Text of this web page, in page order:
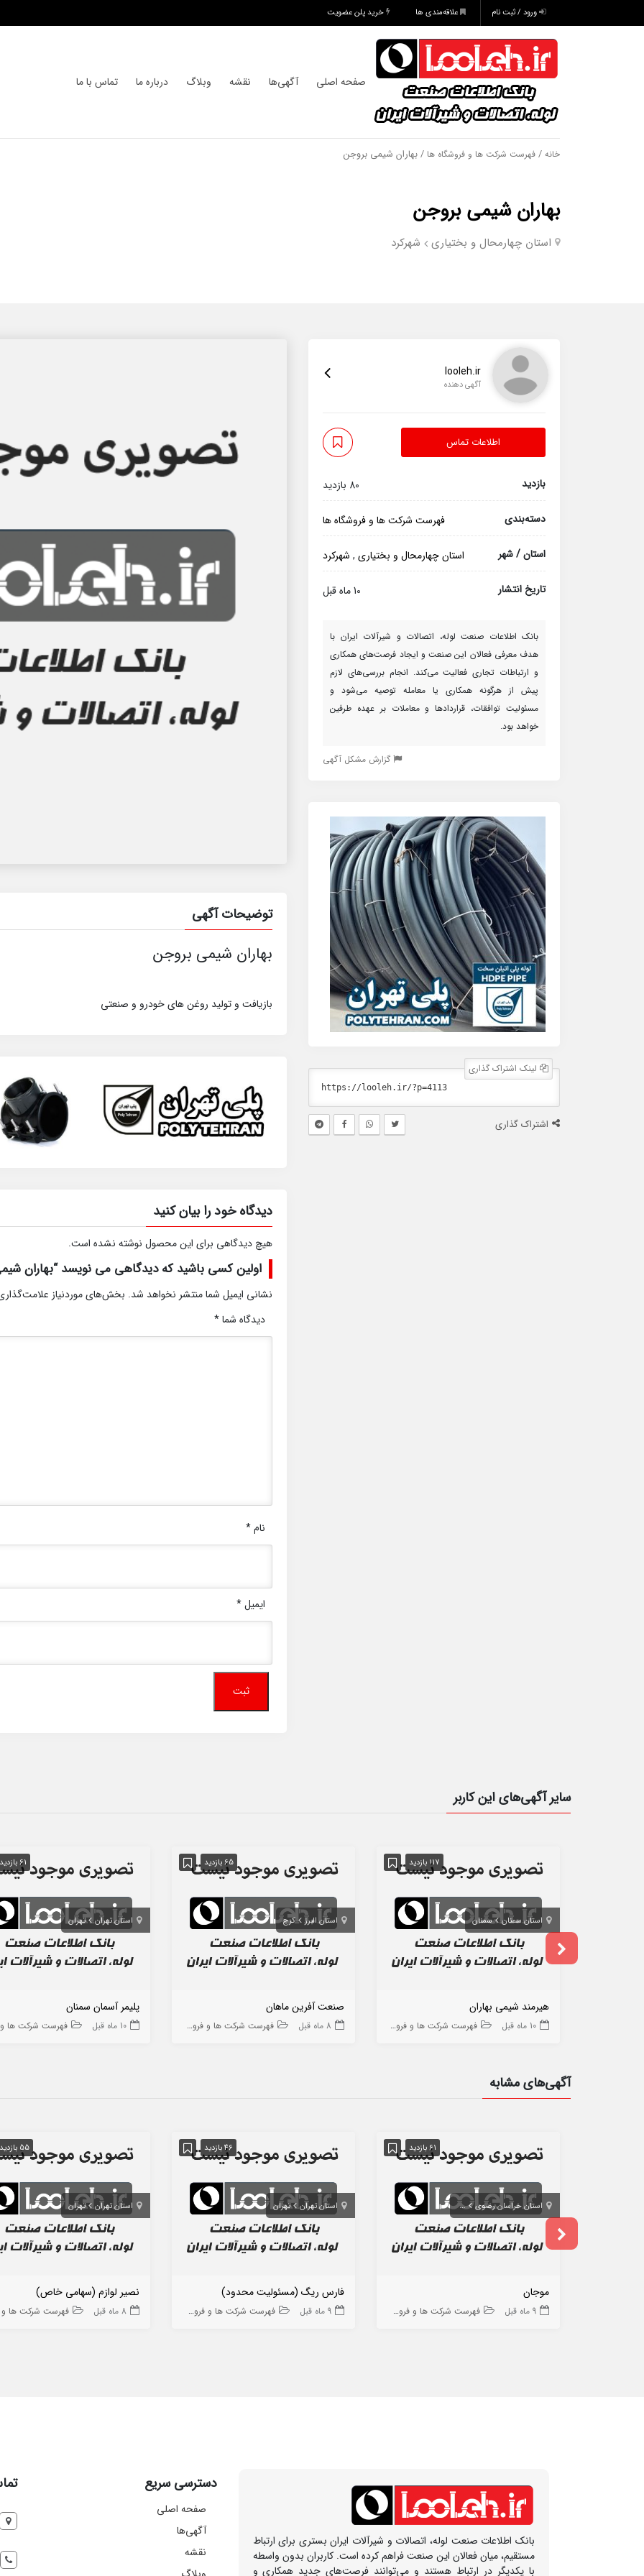
ورود / ثبت نام علاقه‌مندی ها خرید پلن عضویت
صفحه اصلی آگهی‌ها نقشه وبلاگ درباره ما تماس با ما
خانه / فهرست شرکت ها و فروشگاه ها / بهاران شیمی بروجن
بهاران شیمی بروجن
استان چهارمحال و بختیاری شهرکرد
looleh.ir
آگهی دهنده
اطلاعات تماس
بازدید 80 بازدید
دسته‌بندی فهرست شرکت ها و فروشگاه ها
استان / شهر استان چهارمحال و بختیاری , شهرکرد
تاریخ انتشار 10 ماه قبل
بانک اطلاعات صنعت لوله، اتصالات و شیرآلات ایران با
هدف معرفی فعالان این صنعت و ایجاد فرصت‌های همکاری
و ارتباطات تجاری فعالیت می‌کند. انجام بررسی‌های لازم
پیش از هرگونه همکاری یا معامله توصیه می‌شود و
مسئولیت توافقات، قراردادها و معاملات بر عهده طرفین
خواهد بود.
گزارش مشکل آگهی
لینک اشتراک گذاری
اشتراک گذاری
توضیحات آگهی
بهاران شیمی بروجن
بازیافت و تولید روغن های خودرو و صنعتی
دیدگاه خود را بیان کنید
هیچ دیدگاهی برای این محصول نوشته نشده است.
اولین کسی باشید که دیدگاهی می نویسد “بهاران
نشانی ایمیل شما منتشر نخواهد شد. بخش‌های موردنیاز
دیدگاه شما*
نام*
ایمیل*
سایر آگهی‌های این کاربر
117 بازدید
استان سمنان سمنان
هیرمند شیمی بهاران
10 ماه قبل فهرست شرکت ها و فروشگاه ها
65 بازدید
استان البرز کرج
صنعت آفرین ماهان
8 ماه قبل فهرست شرکت ها و فروشگاه ها
61 بازدید
استان تهران تهران
پلیمر آسمان سمنان
10 ماه قبل فهرست شرکت ها و
آگهی‌های مشابه
61 بازدید
استان خراسان رضوی مشهد
موجان
9 ماه قبل فهرست شرکت ها و فروشگاه ها
46 بازدید
استان تهران تهران
فارس ریگ (مسئولیت محدود)
9 ماه قبل فهرست شرکت ها و فروشگاه ها
55 بازدید
استان تهران تهران
نصیر لوازم (سهامی خاص)
8 ماه قبل فهرست شرکت ها و
بانک اطلاعات صنعت لوله، اتصالات و شیرآلات ایران بستری برای ارتباط
مستقیم، میان فعالان این صنعت فراهم کرده است. کاربران بدون واسطه
با یکدیگر در ارتباط هستند و می‌توانند فرصت‌های جدید همکاری و
دسترسی سریع
صفحه اصلی
آگهی‌ها
نقشه